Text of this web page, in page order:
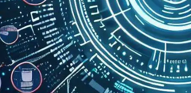
依托云原生高可用架构,实现Dify私有化部署
10 分钟在聊天系统中增加一个 AI 助手
在企业官网、通讯软件中为客户提供 AI 客服